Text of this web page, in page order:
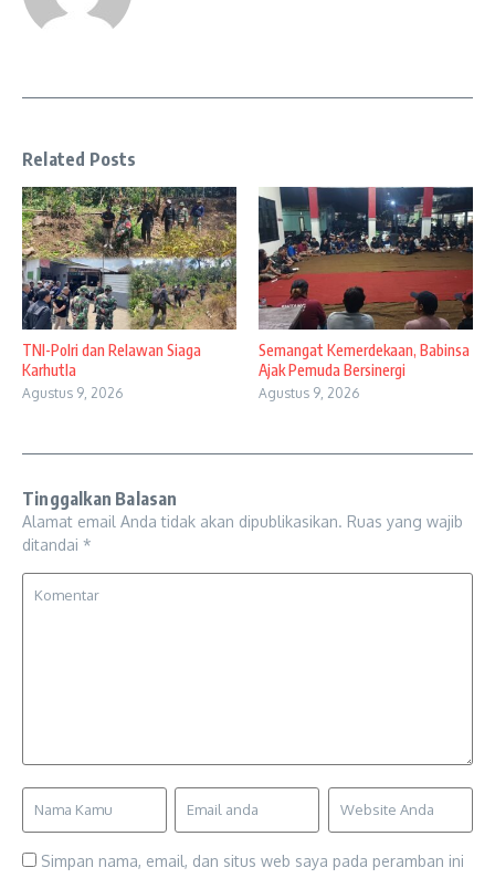
Related Posts
TNI-Polri dan Relawan Siaga
Karhutla
Agustus 9, 2026
Semangat Kemerdekaan, Babinsa
Ajak Pemuda Bersinergi
Agustus 9, 2026
Tinggalkan Balasan
Alamat email Anda tidak akan dipublikasikan. Ruas yang wajib
ditandai *
Simpan nama, email, dan situs web saya pada peramban ini